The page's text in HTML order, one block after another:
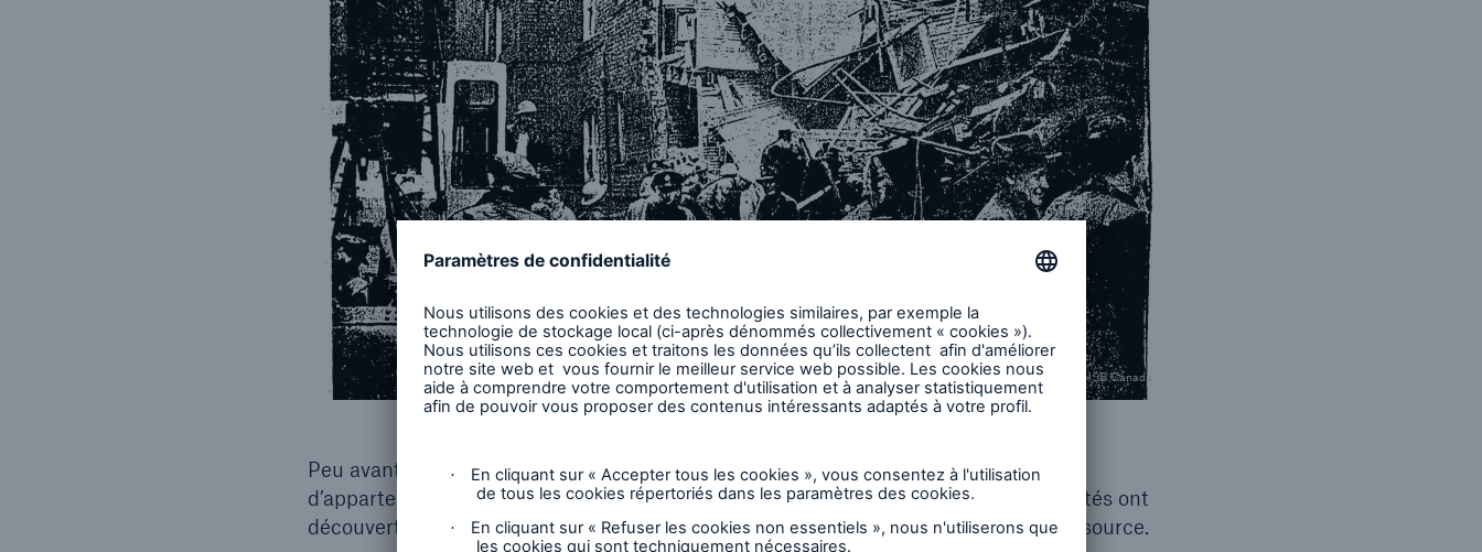
© HSB Canada
Peu avant 21 h, le 9 juin 1958, une puissante explosion a ravagé un immeuble
d’appartements de faible hauteur situé au 1600, rue Bathurst, à Toronto. Les autorités ont
découvert qu’une chaudière au charbon dans le sous-sol de l’immeuble en était la source.